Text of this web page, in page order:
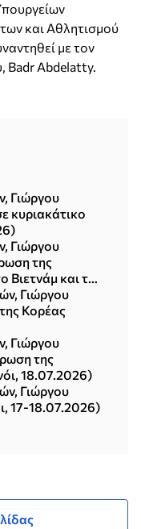
και Αθλητισμού
με τον
Badr Abdelatty.
Γιώργου
κυριακάτικο
Γιώργου
της
Βιετνάμ και τη
21.07.2026)
Γιώργου
Κορέας
Γιώργου
της
18.07.2026)
Γιώργου
17-18.07.2026)